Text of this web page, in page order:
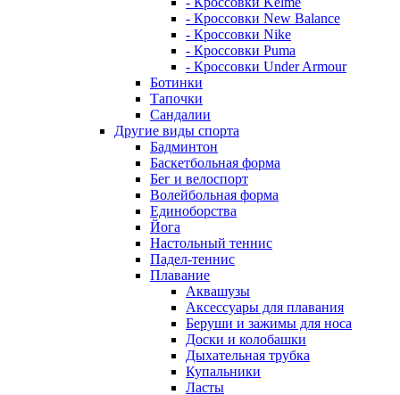
- Кроссовки New Balance
- Кроссовки Nike
- Кроссовки Puma
- Кроссовки Under Armour
Ботинки
Тапочки
Сандалии
Другие виды спорта
Бадминтон
Баскетбольная форма
Бег и велоспорт
Волейбольная форма
Единоборства
Йога
Настольный теннис
Падел-теннис
Плавание
Аквашузы
Аксессуары для плавания
Беруши и зажимы для носа
Доски и колобашки
Дыхательная трубка
Купальники
Ласты